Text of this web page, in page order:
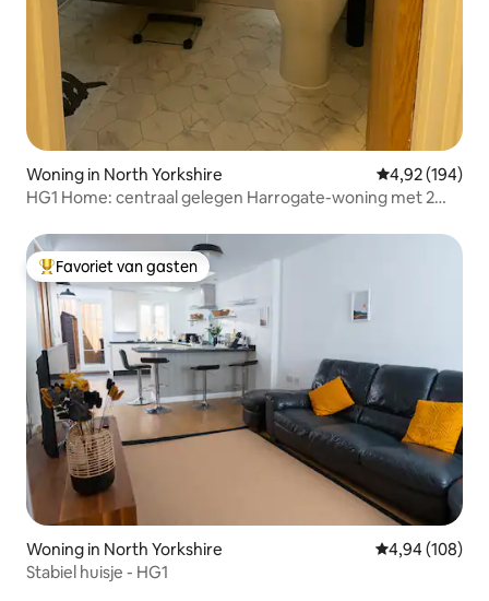
Woning in North Yorkshire Gemiddelde
4,92 (194)
HG1 Home: centraal gelegen Harrogate-woning met 2
Topfavoriet van gasten
Favoriet van gasten
Woning in North Yorkshire Gemiddelde
4,94 (108)
Stabiel huisje - HG1